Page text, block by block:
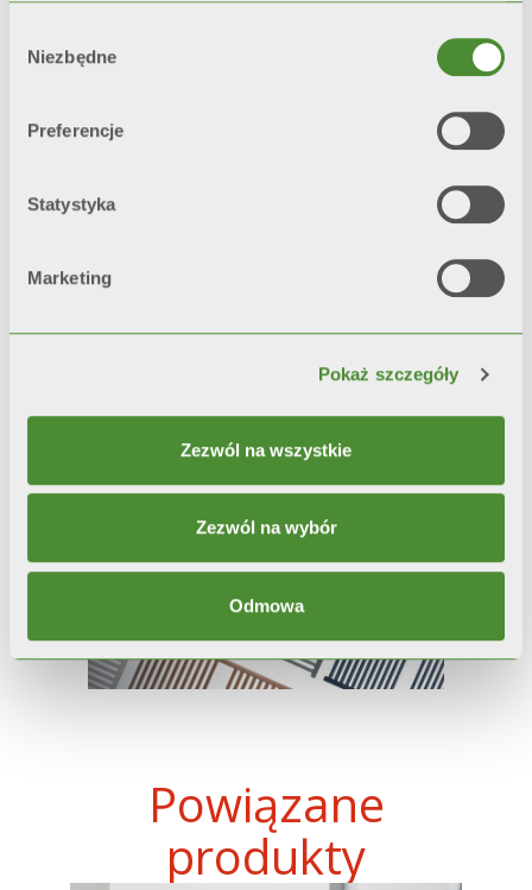
zgody
Niezbędne
Preferencje
Statystyka
Marketing
Pokaż szczegóły
Zezwól na wszystkie
Zezwól na wybór
Odmowa
niezmienne w czasie
niż grzejniki z
pojedynczą warstwą farby.
*test referencyjny: mgła solna i
Video
Powiązane
produkty